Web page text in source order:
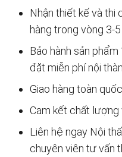
Nhận thiết kế và thi
hàng trong vòng 3-5
Bảo hành sản
đặt miễn phí nội
Giao hàng toàn quốc.
Cam kết chất
Liên hệ ngay Nội
chuyên viên tư vấn